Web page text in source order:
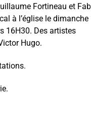
Fortineau et
à l’église le
16H30. Des artistes
Hugo.